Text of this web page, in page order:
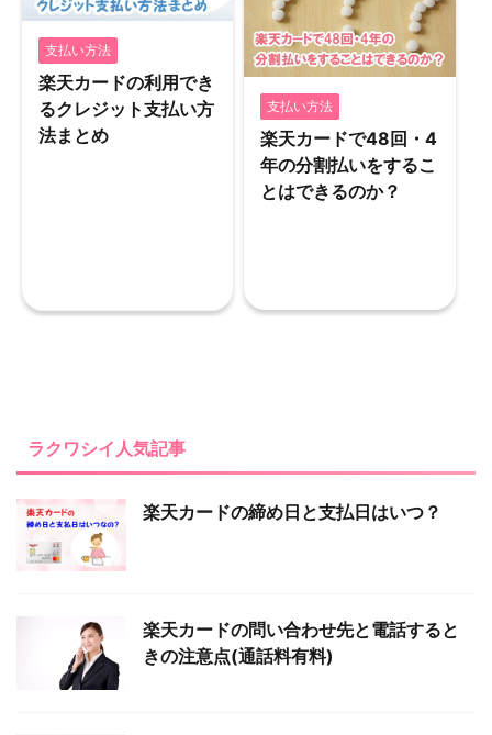
支払い方法
楽天カードの利用でき
るクレジット支払い方
法まとめ
支払い方法
楽天カードで48回・4
年の分割払いをするこ
とはできるのか？
ラクワシイ人気記事
楽天カードの締め日と支払日はいつ？
楽天カードの問い合わせ先と電話すると
きの注意点(通話料有料)